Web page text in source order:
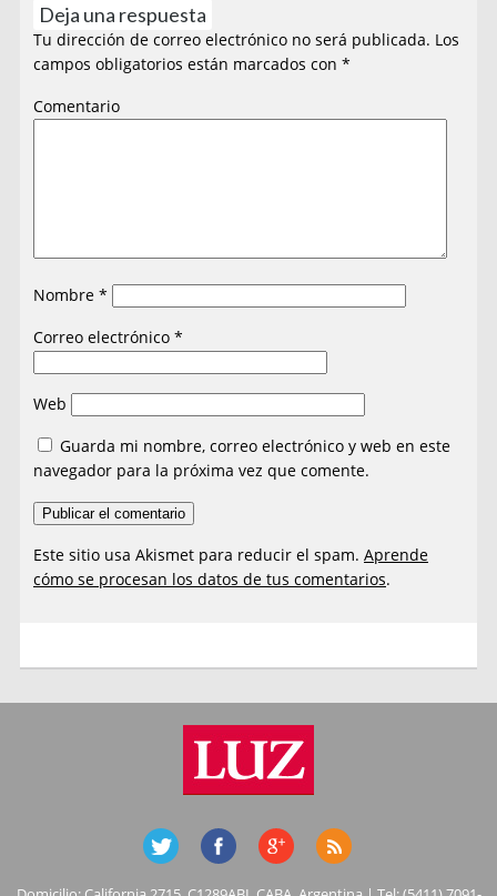
Deja una respuesta
Tu dirección de correo electrónico no será publicada. Los
campos obligatorios están marcados con*
Comentario
Nombre*
Correo electrónico*
Web
Guarda mi nombre, correo electrónico y web en este
navegador para la próxima vez que comente.
Este sitio usa Akismet para reducir el spam.Aprende
cómo se procesan los datos de tus comentarios.